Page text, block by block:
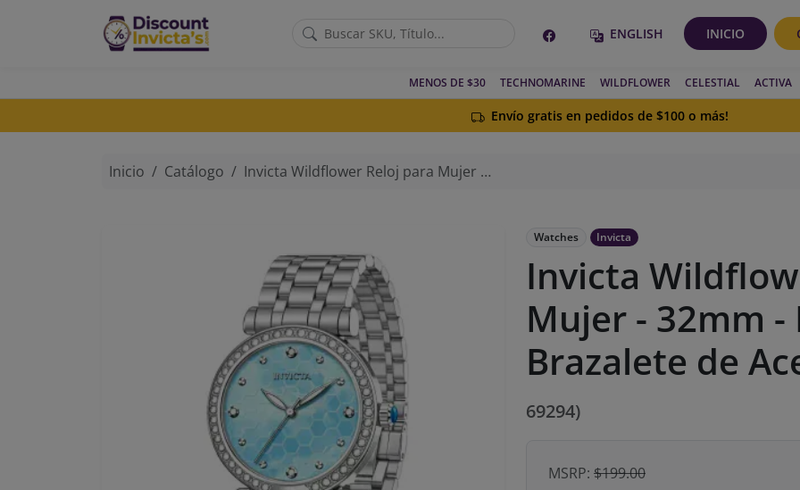
ENGLISH INICIO
MENOS DE $30 TECHNOMARINE WILDFLOWER CELESTIAL ACTIVA
Envío gratis en pedidos de $100 o más!
Inicio Catálogo Invicta Wildflower Reloj para Mujer - 32mm - Esfera Azul - Brazalete de Acero (Plateado)
Watches Invicta
Invicta
Mujer - 32mm -
Brazalete de
69294)
MSRP: $199.00